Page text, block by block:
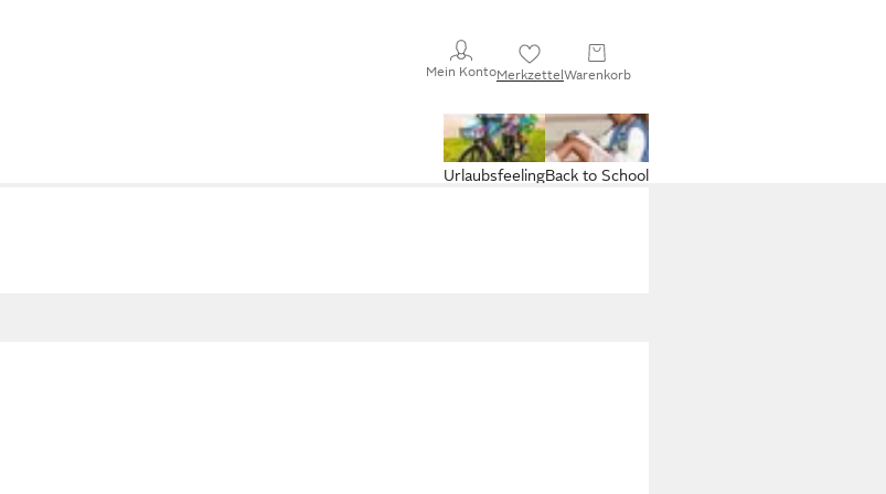
Mein KontoMerkzettelWarenkorb
Back to School
Urlaubsfeeling